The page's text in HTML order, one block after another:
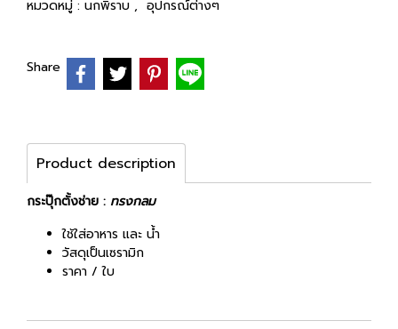
หมวดหมู่ : นกพิราบ , อุปกรณ์ต่างๆ
Share
Product description
กระปุ๊กตั้งช่าย : ทรงกลม
ใช้ใส่อาหาร และ น้ำ
วัสดุเป็นเซรามิก
ราคา / ใบ